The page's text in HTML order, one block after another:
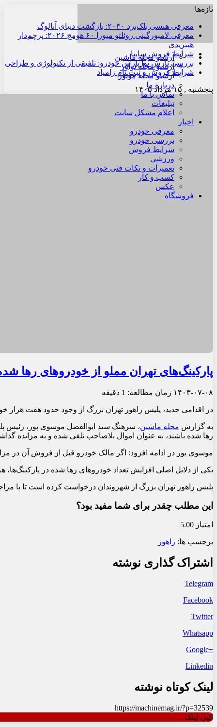
آرشیو مجله ماشین
آرشیو مجله نوآور
آرشیو مجله موتور
درباره ما
تماس با ما
تبلیغات
اعلام مشکل سایت
اخبار
معرفی خودرو
بررسی خودرو
شرایط فروش
ورزشی
تعمیرات و نکات فنی خودرو
کسب و کار
عکس
فروشگاه
تازه‌ها
معرفی هنسی بلک‌برد ۲۰۳۰: بازگشت دنیای آنالوگ
معرفی لامبورگینی روئلتو میورا ۶۰ هومج ۲۰۲۶: پرچم‌دار
هیبریدی
شرایط فروش سایپا
بررسی پارس نوآ پارس خودرو: تلفیقی از تکنولوژی و طراحی
شرایط فروش و ثبت نام زامیاد
پنجشنبه , ۱۵ مرداد ۱۴۰۵
پارکینگ‌های تهران مملو از خودروهای رها
۱۴۰۳-۰۷-۰۸ زمان مطالعه: 1 دقیقه
در اقدامی جدید، پلیس راهور تهران بزرگ از وجود حدود هفت هزار
به گزارش مجله ماشین، سرهنگ سید ابوالفضل موسوی پور، رئیس
رها شده باشند، به عنوان اموال بلاصاحب تلقی شده و به مزایده
موسوی پور در ادامه افزود: اگر مالک خودرو قبل از فروش آن در
یکی از دلایل اصلی افزایش تعداد خودروهای رها شده در
پلیس راهور تهران بزرگ از شهروندان درخواست کرده است تا با مراجعه به دفاتر پلیس +10 و ارائه مدارک لازم، نسبت
این مطلب چقدر برای شما مفید بود؟
امتیاز 5.00
برچسب ها: راهور
اشتراک گذاری نوشته
Telegram
Facebook
Twitter
Whatsapp
+Google
Linkedin
لینک کوتاه نوشته
https://machinemag.ir/?p=32539
کپی لینک